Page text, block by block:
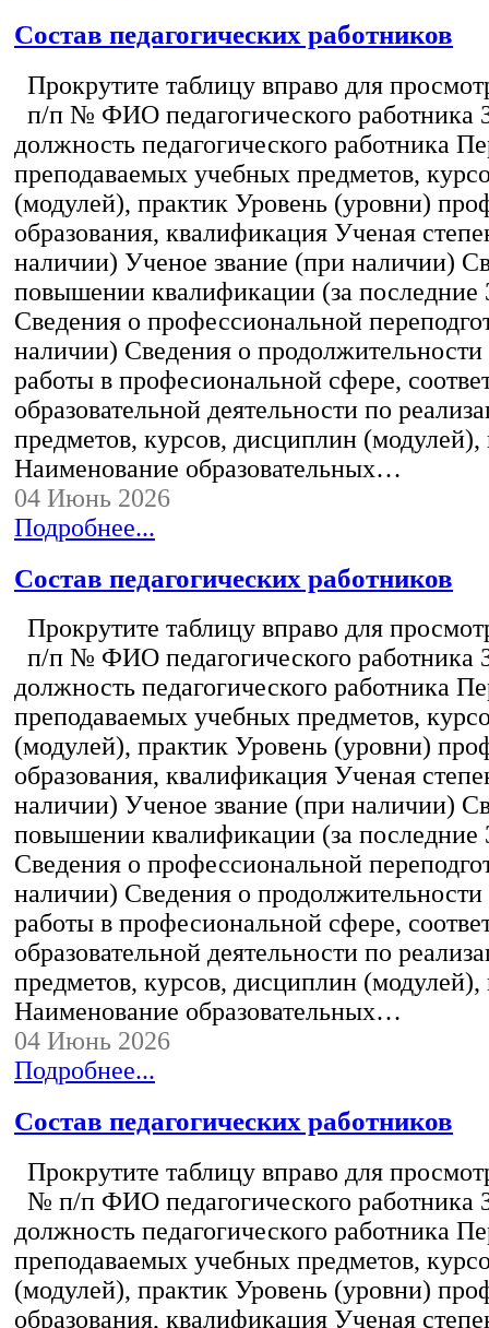
Состав педагогических работников
Прокрутите таблицу вправо для
п/п № ФИО педагогического работника
должность педагогического работника
преподаваемых учебных предметов,
(модулей), практик Уровень (уровни)
образования, квалификация Ученая
наличии) Ученое звание (при наличии)
повышении квалификации (за последние
Сведения о профессиональной
наличии) Сведения о
работы в професиональной сфере,
образовательной деятельности по
предметов, курсов, дисциплин (модулей),
Наименование образовательных…
04 Июнь 2026
Подробнее...
Состав педагогических работников
Прокрутите таблицу вправо для
п/п № ФИО педагогического работника
должность педагогического работника
преподаваемых учебных предметов,
(модулей), практик Уровень (уровни)
образования, квалификация Ученая
наличии) Ученое звание (при наличии)
повышении квалификации (за последние
Сведения о профессиональной
наличии) Сведения о
работы в професиональной сфере,
образовательной деятельности по
предметов, курсов, дисциплин (модулей),
Наименование образовательных…
04 Июнь 2026
Подробнее...
Состав педагогических работников
Прокрутите таблицу вправо для
№ п/п ФИО педагогического работника
должность педагогического работника
преподаваемых учебных предметов,
(модулей), практик Уровень (уровни)
образования, квалификация Ученая